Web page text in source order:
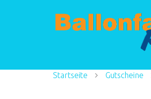
Startseite Gutscheine